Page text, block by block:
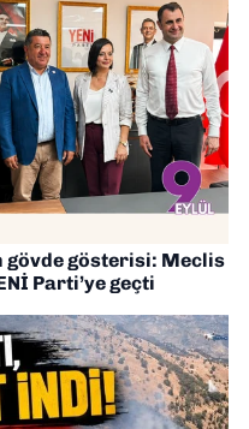
gövde gösterisi: Meclis
Parti’ye geçti